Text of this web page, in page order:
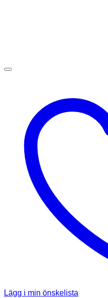
Lägg i min önskelista